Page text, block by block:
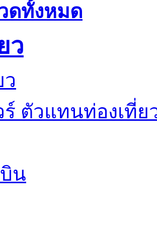
ดทั้งหมด
ว
ตัวแทนท่องเที่ย
น